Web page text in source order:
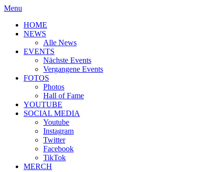
Menu
HOME
NEWS
Alle News
EVENTS
Nächste Events
Vergangene Events
FOTOS
Photos
Hall of Fame
YOUTUBE
SOCIAL MEDIA
Youtube
Instagram
Twitter
Facebook
TikTok
MERCH